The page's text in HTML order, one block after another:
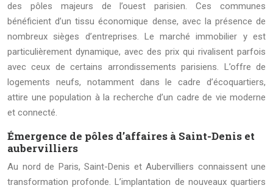
des pôles majeurs de l’ouest parisien. Ces communes
bénéficient d’un tissu économique dense, avec la présence de
nombreux sièges d’entreprises. Le marché immobilier y est
particulièrement dynamique, avec des prix qui rivalisent parfois
avec ceux de certains arrondissements parisiens. L’offre de
logements neufs, notamment dans le cadre d’écoquartiers,
attire une population à la recherche d’un cadre de vie moderne
et connecté.
Émergence de pôles d’affaires à Saint-Denis et
aubervilliers
Au nord de Paris, Saint-Denis et Aubervilliers connaissent une
transformation profonde. L’implantation de nouveaux quartiers